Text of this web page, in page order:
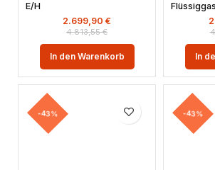
E/H
4.813,55€
2.699,90 €
In den Warenkorb In
-43% -43%